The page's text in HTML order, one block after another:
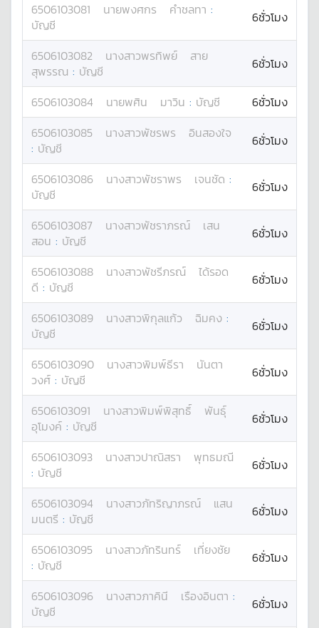
6506103081 นายพงศกร คำชลทา :
บัญชี
6ชั่วโมง
6506103082 นางสาวพรทิพย์
สาย
สุพรรณ : บัญชี 6ชั่วโมง
6506103084 นายพศิน มาวิน : บัญชี
6ชั่วโมง
6506103085
นางสาวพัชรพร
อินสองใจ
: บัญชี 6ชั่วโมง
6506103086 นางสาวพัชราพร เจนชัด :
บัญชี
6ชั่วโมง
6506103087 นางสาวพัชราภรณ์
เสน
สอน : บัญชี 6ชั่วโมง
6506103088 นางสาวพัชรีภรณ์
ได้รอด
ดี : บัญชี 6ชั่วโมง
6506103089 นางสาวพิกุลแก้ว ฉิมคง :
บัญชี
6ชั่วโมง
6506103090 นางสาวพิมพ์ธีรา
นันตา
วงศ์ : บัญชี 6ชั่วโมง
6506103091 นางสาวพิมพ์พิสุทธิ์
พันธุ์
อุโมงค์ : บัญชี 6ชั่วโมง
6506103093 นางสาวปาณิสรา
พุทธมณี
: บัญชี 6ชั่วโมง
6506103094 นางสาวภัทริญาภรณ์
แสน
มนตรี : บัญชี 6ชั่วโมง
6506103095 นางสาวภัทรินทร์
เที่ยงชัย
: บัญชี 6ชั่วโมง
6506103096 นางสาวภาคินี เรืองอินตา :
บัญชี
6ชั่วโมง